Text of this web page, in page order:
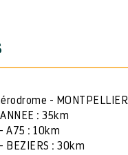
- MONTPELLIER
: 35km
A75 : 10km
BEZIERS : 30km